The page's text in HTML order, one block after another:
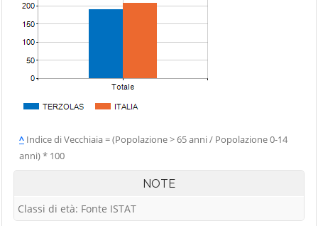
^ Indice di Vecchiaia = (Popolazione > 65 anni / Popolazione 0-14
anni) * 100
NOTE
Classi di età: Fonte ISTAT